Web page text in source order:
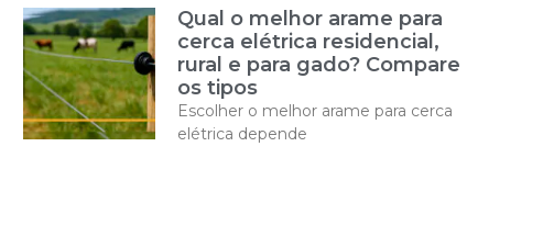
Qual o melhor arame para
cerca elétrica residencial,
rural e para gado? Compare
os tipos
Escolher o melhor arame para cerca
elétrica depende